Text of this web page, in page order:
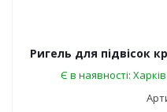
Ригель для підвісок
Є в наявності: Харків